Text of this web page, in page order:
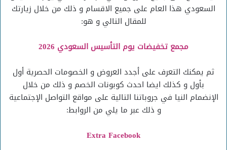
السعودي هذا العام على جميع الاقسام و ذلك من خلال زيارتك
للمقال التالي و هو:
مجمع تخفيضات يوم التأسيس السعودي 2026
ثم يمكنك التعرف على أجدد العروض و الخصومات الحصرية أول
بأول و كذلك ايضا احدث كوبونات الخصم و ذلك من خلال
الإنضمام النيا في جروباتنا التالية على مواقع التواصل الإجتماعية
و ذلك عبر ما يلي من الروابط:
Extra Facebook